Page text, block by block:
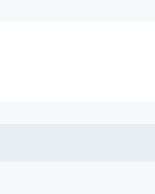
von 72von